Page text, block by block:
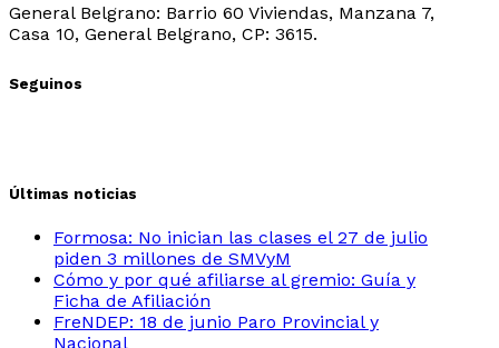
General Belgrano: Barrio 60 Viviendas, Manzana 7,
Casa 10, General Belgrano, CP: 3615.
Seguinos
Últimas noticias
Formosa: No inician las clases el 27 de julio
piden 3 millones de SMVyM
Cómo y por qué afiliarse al gremio: Guía y
Ficha de Afiliación
FreNDEP: 18 de junio Paro Provincial y
Nacional